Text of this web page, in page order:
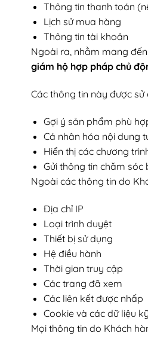
Thông tin thanh toán
Lịch sử mua hàng
Thông tin tài khoản
Ngoài ra, nhằm mang
giám hộ hợp pháp chủ
Các thông tin này được sử
Gợi ý sản phẩm phù
Cá nhân hóa nội dung
Hiển thị các chương
Gửi thông tin chăm
Ngoài các thông tin do
Địa chỉ IP
Loại trình duyệt
Thiết bị sử dụng
Hệ điều hành
Thời gian truy cập
Các trang đã xem
Các liên kết được nhấp
Cookie và các dữ liệu
Mọi thông tin do Khách